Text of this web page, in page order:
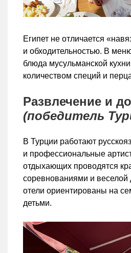
Египет не отличается
и обходительностью. В
блюда мусульманской
количеством специй и
Развлечение и
(победитель
В Турции работают
и профессиональные
отдыхающих проводятся
соревнованиями и веселой
отели ориентированы на
детьми.